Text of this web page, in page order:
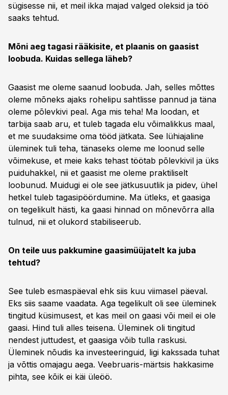
sügisesse nii, et meil ikka majad valged oleksid ja töö
saaks tehtud.
Mõni aeg tagasi rääkisite, et plaanis on gaasist
loobuda. Kuidas sellega läheb?
Gaasist me oleme saanud loobuda. Jah, selles mõttes
oleme mõneks ajaks rohelipu sahtlisse pannud ja täna
oleme põlevkivi peal. Aga mis teha! Ma loodan, et
tarbija saab aru, et tuleb tagada elu võimalikkus maal,
et me suudaksime oma tööd jätkata. See lühiajaline
üleminek tuli teha, tänaseks oleme me loonud selle
võimekuse, et meie kaks tehast töötab põlevkivil ja üks
puiduhakkel, nii et gaasist me oleme praktiliselt
loobunud. Muidugi ei ole see jätkusuutlik ja pidev, ühel
hetkel tuleb tagasipöördumine. Ma ütleks, et gaasiga
on tegelikult hästi, ka gaasi hinnad on mõnevõrra alla
tulnud, nii et olukord stabiliseerub.
On teile uus pakkumine gaasimüüjatelt ka juba
tehtud?
See tuleb esmaspäeval ehk siis kuu viimasel päeval.
Eks siis saame vaadata. Aga tegelikult oli see üleminek
tingitud küsimusest, et kas meil on gaasi või meil ei ole
gaasi. Hind tuli alles teisena. Üleminek oli tingitud
nendest juttudest, et gaasiga võib tulla raskusi.
Üleminek nõudis ka investeeringuid, ligi kakssada tuhat
ja võttis omajagu aega. Veebruaris-märtsis hakkasime
pihta, see kõik ei käi üleöö.